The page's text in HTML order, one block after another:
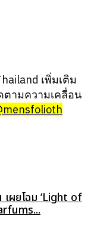
เพิ่มเติม
ตามความเคลื่อน
เผยโฉม ‘Light of